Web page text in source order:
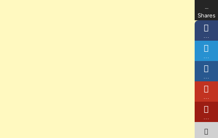
…
Shares
…
…
…
…
…